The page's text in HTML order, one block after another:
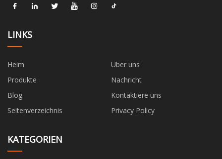
LINKS
Heim
Über uns
Produkte
Nachricht
Blog
Kontaktiere uns
Seitenverzeichnis
Privacy Policy
KATEGORIEN